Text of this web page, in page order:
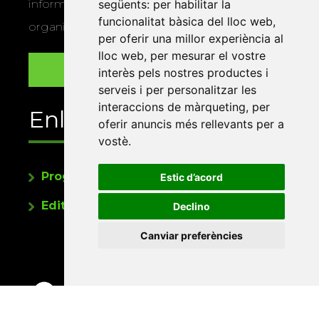
següents: per habilitar la
funcionalitat bàsica del lloc web,
per oferir una millor experiència al
lloc web, per mesurar el vostre
interès pels nostres productes i
serveis i per personalitzar les
interaccions de màrqueting, per
oferir anuncis més rellevants per a
vostè.
Estic d’acord
Declino
Canviar preferències
informació sobre els actes i activitats que
organitza la Xarxa Vives.
Enllaços
Programa de publicacions
Editorials universitàries a Twitter